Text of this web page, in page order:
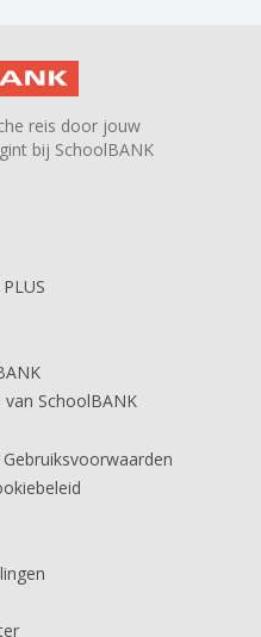
reis door jouw
bij SchoolBANK
van SchoolBANK